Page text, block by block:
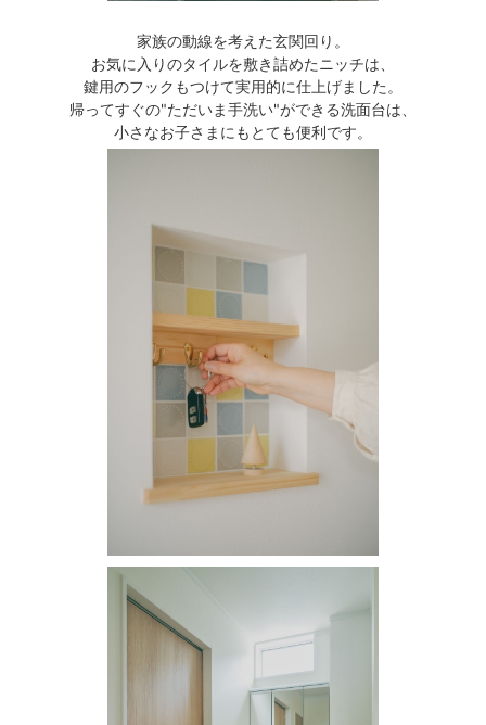
家族の動線を考えた玄関回り。
お気に入りのタイルを敷き詰めたニッチは、
鍵用のフックもつけて実用的に仕上げました。
帰ってすぐの"ただいま手洗い"ができる洗面台は、
小さなお子さまにもとても便利です。